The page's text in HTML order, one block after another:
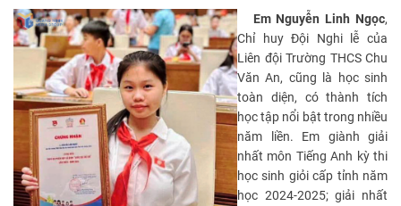
Em Nguyễn Linh Ngọc,
Chỉ huy Đội Nghi lễ của
Liên đội Trường THCS Chu
Văn An, cũng là học sinh
toàn diện, có thành tích
học tập nổi bật trong nhiều
năm liền. Em giành giải
nhất môn Tiếng Anh kỳ thi
học sinh giỏi cấp tỉnh năm
học 2024-2025; giải nhất